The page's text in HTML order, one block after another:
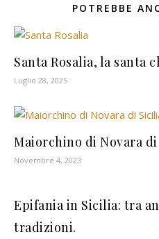
POTREBBE
Santa Rosalia, la santa
Luglio 28, 2025
Maiorchino di Novara
Novembre 4, 2023
Epifania in Sicilia: tra
tradizioni.